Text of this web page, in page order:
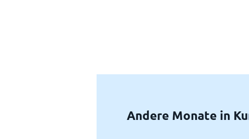
Andere Monate in